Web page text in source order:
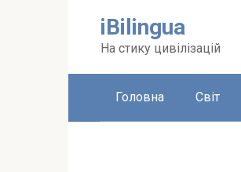
iBilingua
На стику цивілізацій
Головна Світ